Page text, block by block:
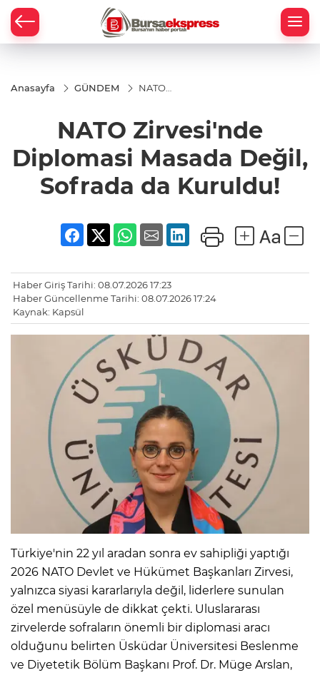
Anasayfa GÜNDEM
NATO
Masada
Değil,
Kuruldu!
NATO Zirvesi'nde
Diplomasi Masada Değil,
Sofrada da Kuruldu!
Haber Giriş Tarihi: 08.07.2026 17:23
Haber Güncellenme Tarihi: 08.07.2026 17:24
Kaynak: Kapsül
Türkiye'nin 22 yıl aradan sonra ev sahipliği yaptığı
2026 NATO Devlet ve Hükümet Başkanları Zirvesi,
yalnızca siyasi kararlarıyla değil, liderlere sunulan
özel menüsüyle de dikkat çekti. Uluslararası
zirvelerde sofraların önemli bir diplomasi aracı
olduğunu belirten Üsküdar Üniversitesi Beslenme
ve Diyetetik Bölüm Başkanı Prof. Dr. Müge Arslan,